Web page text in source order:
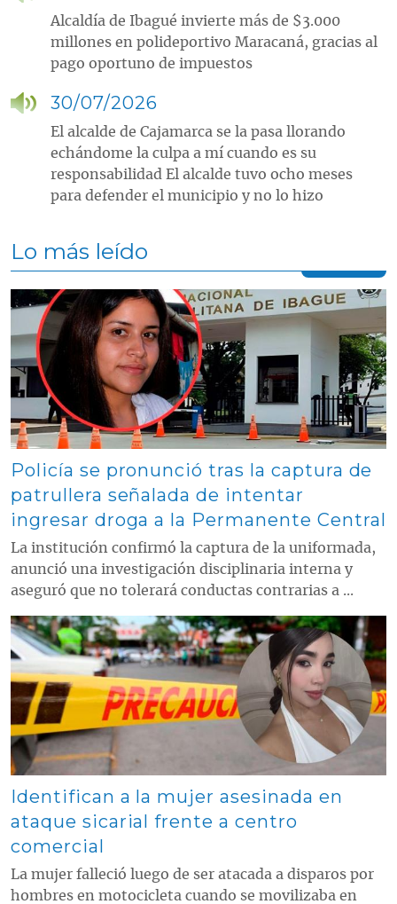
Alcaldía de Ibagué invierte más de $3.000
millones en polideportivo Maracaná, gracias al
pago oportuno de impuestos
30/07/2026
El alcalde de Cajamarca se la pasa llorando
echándome la culpa a mí cuando es su
responsabilidad El alcalde tuvo ocho meses
para defender el municipio y no lo hizo
Lo más leído
Contenido multimedia principal
Policía se pronunció tras la captura de
patrullera señalada de intentar
ingresar droga a la Permanente Central
La institución confirmó la captura de la uniformada,
anunció una investigación disciplinaria interna y
aseguró que no tolerará conductas contrarias a ...
Contenido multimedia principal
Identifican a la mujer asesinada en
ataque sicarial frente a centro
comercial
La mujer falleció luego de ser atacada a disparos por
hombres en motocicleta cuando se movilizaba en